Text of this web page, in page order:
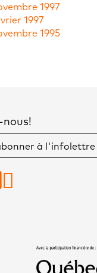
1997
1997
1995
nous!
à l'infolettre